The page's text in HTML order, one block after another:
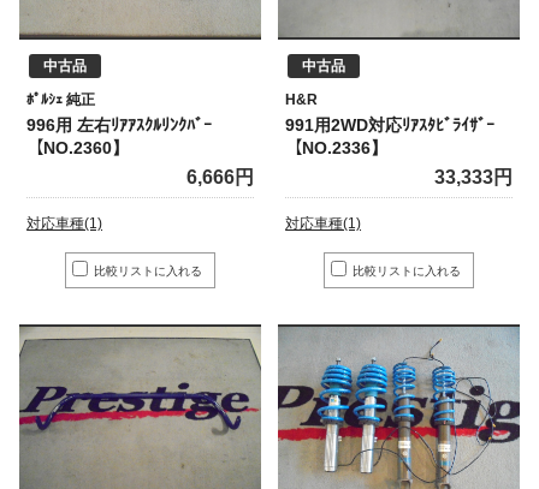
ﾎﾟﾙｼｪ 純正
996用 左右ﾘｱｱｽｸﾙﾘﾝｸﾊﾞｰ
【NO.2360】
中古品
6,666円
対応車種(1)
H&R
991用2WD対応ﾘｱｽﾀﾋﾞﾗｲｻﾞｰ
【NO.2336】
中古品
33,333円
対応車種(1)